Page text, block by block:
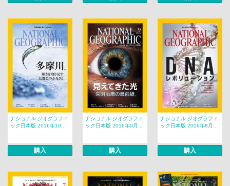
ナショナル ジオグラフィ
ック日本版 2016年10...
購入
ナショナル ジオグラフィ
ック日本版 2016年9月...
購入
ナショナル ジオグラフィ
ック日本版 2016年8月...
購入